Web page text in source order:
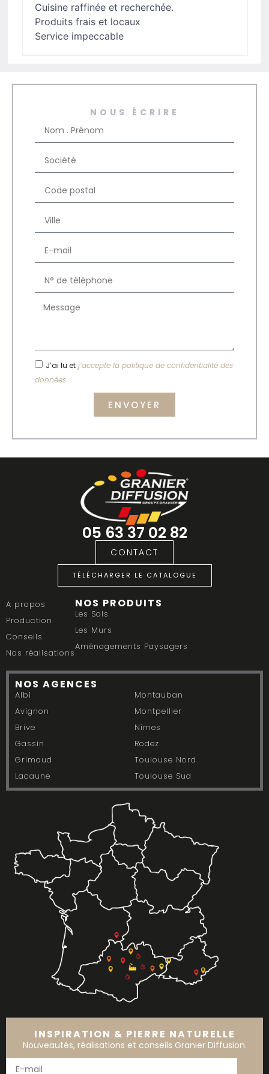
Cuisine raffinée et recherchée.
Produits frais et locaux
Service impeccable
NOUS ÉCRIRE
J’ai lu etj’accepte la politique de confidentialité des
données.
ENVOYER
05 63 37 02 82
CONTACT
TÉLÉCHARGER LE CATALOGUE
A propos
Production
Conseils
Nos réalisations
NOS PRODUITS
Les Sols
Les Murs
Aménagements Paysagers
NOS AGENCES
Albi
Avignon
Brive
Gassin
Grimaud
Lacaune
Montauban
Montpellier
Nîmes
Rodez
Toulouse Nord
Toulouse Sud
INSPIRATION & PIERRE NATURELLE
Nouveautés, réalisations et conseils Granier Diffusion.